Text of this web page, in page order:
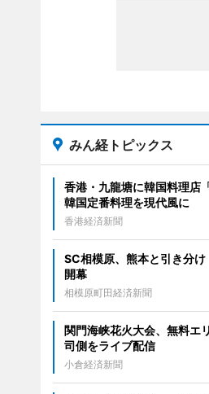
みん経トピックス
香港・九龍塘に韓国料理
韓国定番料理を現代風に
香港経済新聞
SC相模原、熊本と引き分
開幕
相模原町田経済新聞
関門海峡花火大会、無料エ
司側をライブ配信
小倉経済新聞